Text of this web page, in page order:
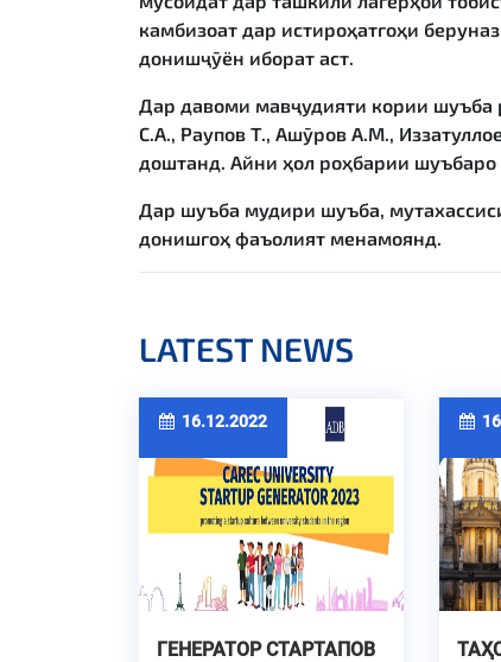
камбизоат дар истироҳатгоҳи
донишҷӯён иборат аст.
Дар давоми мавҷудияти кории
С.А., Раупов Т., Ашӯров А.М.,
доштанд. Айни ҳол роҳбарии
Дар шуъба мудири шуъба,
донишгоҳ фаъолият менамоянд.
LATEST NEWS
16.12.2022
ГЕНЕРАТОР СТАРТАПОВ